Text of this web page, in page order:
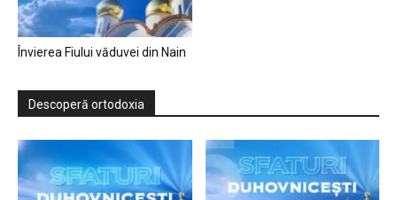
Învierea Fiului văduvei din Nain
Descoperă ortodoxia